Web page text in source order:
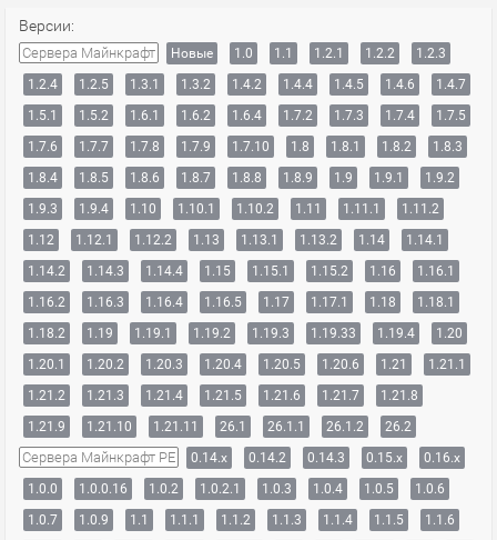
Версии:
Сервера Майнкрафт Новые 1.0 1.1 1.2.1 1.2.2
1.2.3
1.2.4
1.2.5 1.3.1 1.3.2 1.4.2 1.4.4 1.4.5 1.4.6
1.4.7
1.5.1
1.5.2 1.6.1 1.6.2 1.6.4 1.7.2 1.7.3 1.7.4
1.7.5
1.7.6
1.7.7 1.7.8 1.7.9 1.7.10 1.8 1.8.1 1.8.2
1.8.3
1.8.4
1.8.5 1.8.6 1.8.7 1.8.8 1.8.9 1.9 1.9.1
1.9.2
1.9.3
1.9.4 1.10 1.10.1 1.10.2 1.11 1.11.1
1.11.2
1.12
1.12.1 1.12.2 1.13 1.13.1 1.13.2 1.14
1.14.1
1.14.2
1.14.3 1.14.4 1.15 1.15.1 1.15.2 1.16
1.16.1
1.16.2
1.16.3 1.16.4 1.16.5 1.17 1.17.1 1.18
1.18.1
1.18.2
1.19 1.19.1 1.19.2 1.19.3 1.19.33 1.19.4
1.20
1.20.1
1.20.2 1.20.3 1.20.4 1.20.5 1.20.6 1.21
1.21.1
1.21.2
1.21.3 1.21.4 1.21.5 1.21.6 1.21.7
1.21.8
1.21.9
1.21.10 1.21.11 26.1 26.1.1 26.1.2 26.2
Сервера Майнкрафт PE 0.14.x 0.14.2 0.14.3 0.15.x
0.16.x
1.0.0
1.0.0.16 1.0.2 1.0.2.1 1.0.3 1.0.4 1.0.5
1.0.6
1.0.7
1.0.9 1.1 1.1.1 1.1.2 1.1.3 1.1.4 1.1.5
1.1.6